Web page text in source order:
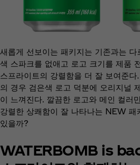
새롭게 선보이는 패키지는 기존과는
색 스파크를 없애고 로고 크기를 제품
스프라이트의 강렬함을 더 잘 보여준다
의 경우 검은색 로고 덕분에 오리지널
이 느껴진다. 깔끔한 로고와 메인 컬러
강렬한 상쾌함이 잘 나타나는 NEW 패
있을까?
WATERBOMB is